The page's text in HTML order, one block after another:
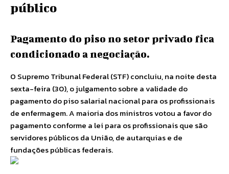
público
Pagamento do piso no setor privado fica
condicionado a negociação.
O Supremo Tribunal Federal (STF) concluiu, na noite desta
sexta-feira (30), o julgamento sobre a validade do
pagamento do piso salarial nacional para os profissionais
de enfermagem. A maioria dos ministros votou a favor do
pagamento conforme a lei para os profissionais que são
servidores públicos da União, de autarquias e de
fundações públicas federais.